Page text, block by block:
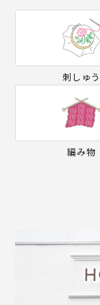
刺しゅう
編み物